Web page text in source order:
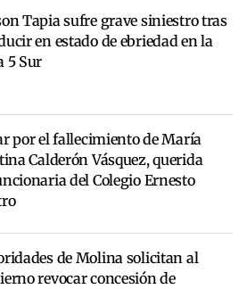
Tapia sufre grave siniestro tras
en estado de ebriedad en la
5 Sur
por el fallecimiento de María
Calderón Vásquez, querida
del Colegio Ernesto
de Molina solicitan al
revocar concesión de